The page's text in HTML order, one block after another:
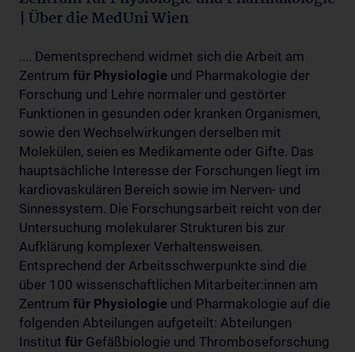
| Über die MedUni Wien
.... Dementsprechend widmet sich die Arbeit am
Zentrum für Physiologie und Pharmakologie der
Forschung und Lehre normaler und gestörter
Funktionen in gesunden oder kranken Organismen,
sowie den Wechselwirkungen derselben mit
Molekülen, seien es Medikamente oder Gifte. Das
hauptsächliche Interesse der Forschungen liegt im
kardiovaskulären Bereich sowie im Nerven- und
Sinnessystem. Die Forschungsarbeit reicht von der
Untersuchung molekularer Strukturen bis zur
Aufklärung komplexer Verhaltensweisen.
Entsprechend der Arbeitsschwerpunkte sind die
über 100 wissenschaftlichen Mitarbeiter:innen am
Zentrum für Physiologie und Pharmakologie auf die
folgenden Abteilungen aufgeteilt: Abteilungen
Institut für Gefäßbiologie und Thromboseforschung